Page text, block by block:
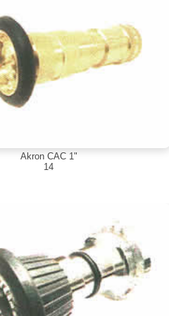
Akron CAC 1"
14